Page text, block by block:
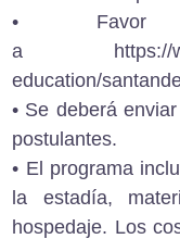
• Favor
a https://
education/
• Se deberá
postulantes.
• El programa
la estadía,
hospedaje. Los